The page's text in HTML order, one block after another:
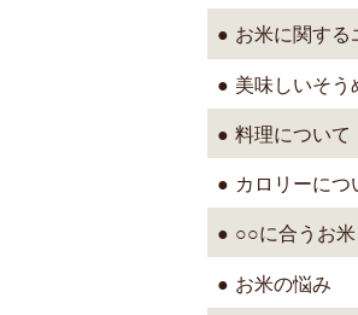
お米に関する
美味しいそう
料理について
カロリーにつ
○○に合うお米
お米の悩み